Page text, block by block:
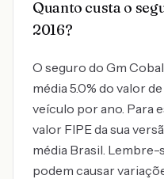
Quanto custa o
2016?
O seguro do Gm
média 5.0% do valor
veículo por ano. Para
valor FIPE da sua
média Brasil. Lembre-
podem causar